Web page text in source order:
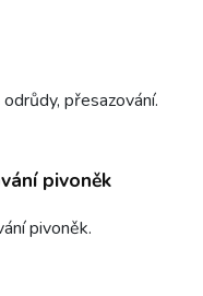
přesazování.
pivoněk
pivoněk.